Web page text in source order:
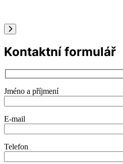
Kontaktní formulář
Jméno a příjmení
E-mail
Telefon